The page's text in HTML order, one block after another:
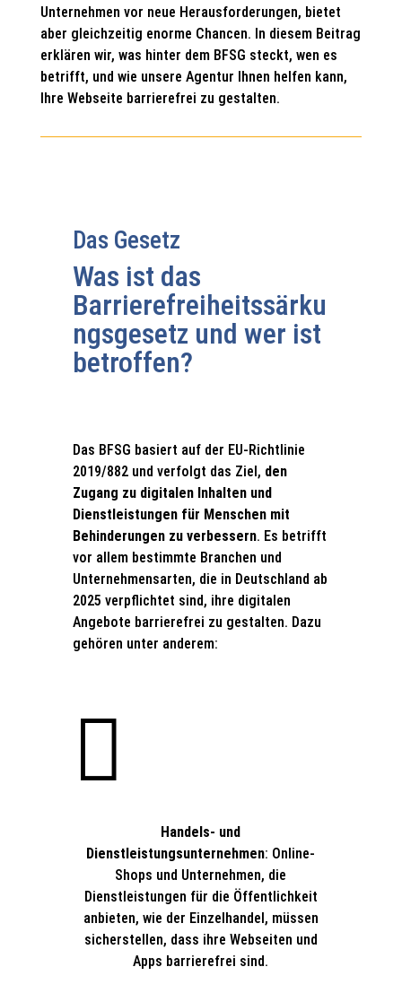
Unternehmen vor neue Herausforderungen, bietet
aber gleichzeitig enorme Chancen. In diesem Beitrag
erklären wir, was hinter dem BFSG steckt, wen es
betrifft, und wie unsere Agentur Ihnen helfen kann,
Ihre Webseite barrierefrei zu gestalten.
Das Gesetz
Was ist das
Barrierefreiheitssärku
ngsgesetz und wer ist
betroffen?
Das BFSG basiert auf der EU-Richtlinie
2019/882 und verfolgt das Ziel, den
Zugang zu digitalen Inhalten und
Dienstleistungen für Menschen mit
Behinderungen zu verbessern. Es betrifft
vor allem bestimmte Branchen und
Unternehmensarten, die in Deutschland ab
2025 verpflichtet sind, ihre digitalen
Angebote barrierefrei zu gestalten. Dazu
gehören unter anderem:

Handels- und
Dienstleistungsunternehmen: Online-
Shops und Unternehmen, die
Dienstleistungen für die Öffentlichkeit
anbieten, wie der Einzelhandel, müssen
sicherstellen, dass ihre Webseiten und
Apps barrierefrei sind.